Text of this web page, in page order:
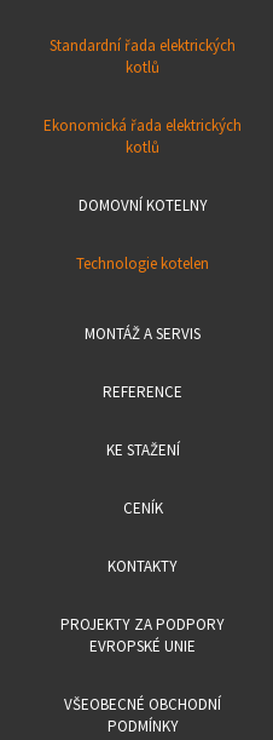
Standardní řada elektrických
kotlů
Ekonomická řada elektrických
kotlů
DOMOVNÍ KOTELNY
Technologie kotelen
MONTÁŽ A SERVIS
REFERENCE
KE STAŽENÍ
CENÍK
KONTAKTY
PROJEKTY ZA PODPORY
EVROPSKÉ UNIE
VŠEOBECNÉ OBCHODNÍ
PODMÍNKY